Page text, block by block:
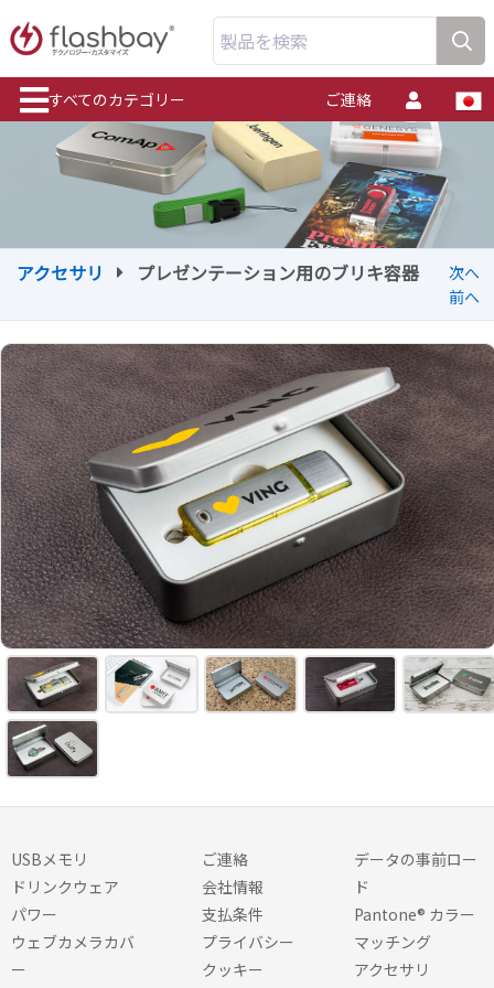
製品を検索
すべてのカテゴリー ご連絡
アクセサリ プレゼンテーション用のブリキ容器
次へ
前へ
USBメモリ
ドリンクウェア
パワー
ウェブカメラカバ
ー
ご連絡
会社情報
支払条件
プライバシー
クッキー
データの事前ロー
ド
Pantone® カラー
マッチング
アクセサリ